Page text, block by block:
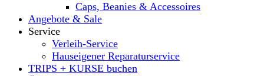
Caps, Beanies & Accessoires
Angebote & Sale
Service
Verleih-Service
Hauseigener Reparaturservice
TRIPS + KURSE buchen